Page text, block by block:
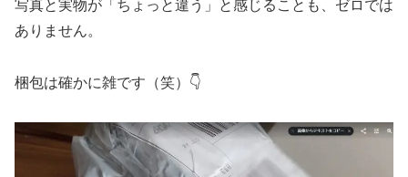
写真と実物が「ちょっと違う」と感じることも、ゼロでは
ありません。
梱包は確かに雑です（笑）👇